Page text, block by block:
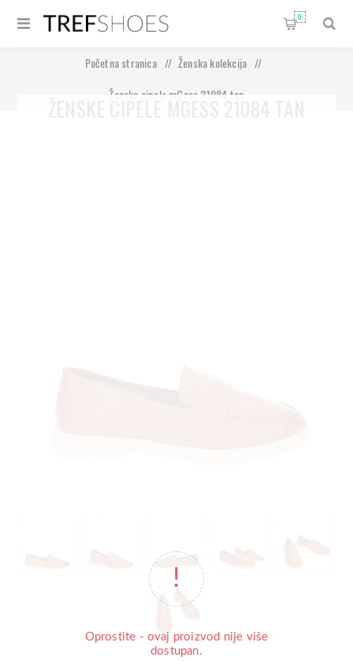
0
Početna stranica / Ženska kolekcija
/
Ženske cipele mGess 21084 tan
Oprostite - ovaj proizvod nije više
dostupan.